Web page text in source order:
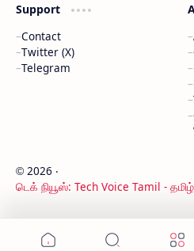
Support
Contact
Twitter (X)
Telegram
© 2026 ‧
டெக் நியூஸ்: Tech Voice Tamil -